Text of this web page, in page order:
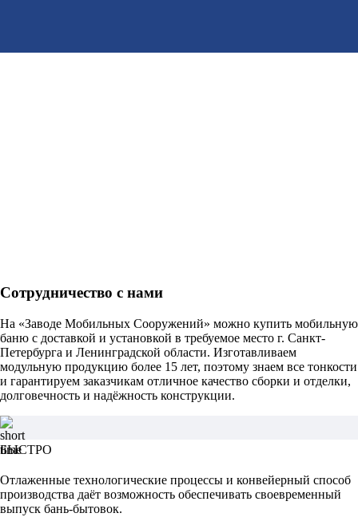
Сотрудничество с нами
На «Заводе Мобильных Сооружений» можно купить мобильную
баню с доставкой и установкой в требуемое место г. Санкт-
Петербурга и Ленинградской области. Изготавливаем
модульную продукцию более 15 лет, поэтому знаем все тонкости
и гарантируем заказчикам отличное качество сборки и отделки,
долговечность и надёжность конструкции.
БЫСТРО
Отлаженные технологические процессы и конвейерный способ
производства даёт возможность обеспечивать своевременный
выпуск бань-бытовок.